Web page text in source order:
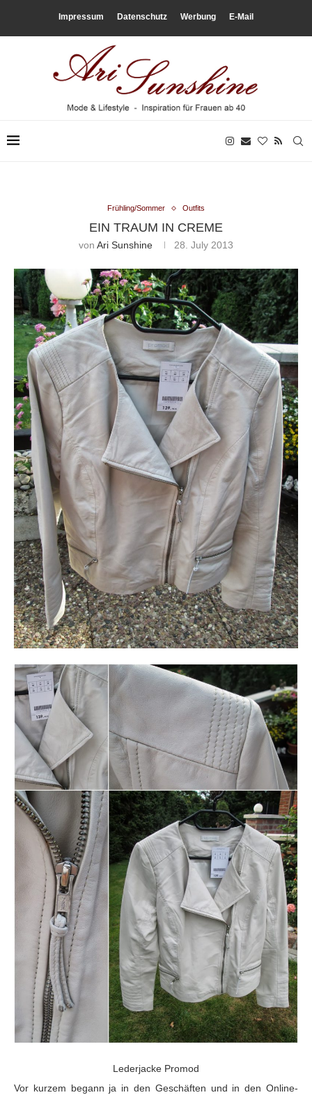
Impressum Datenschutz Werbung E-Mail
Frühling/Sommer Outfits
EIN TRAUM IN CREME
von Ari Sunshine 28. July 2013
Lederjacke Promod
Vor kurzem begann ja in den Geschäften und in den Online-